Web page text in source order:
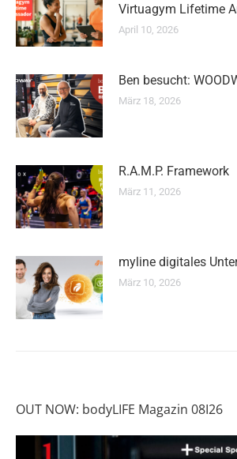
Virtuagym Lifetime
April 10, 2026
Ben besucht:
März 18, 2026
R.A.M.P. Framework
März 11, 2026
myline digitales
März 10, 2026
OUT NOW: bodyLIFE Magazin 08I26